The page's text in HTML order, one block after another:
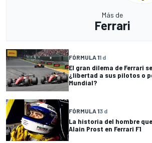
Más de
Ferrari
FÓRMULA 11 d
El gran dilema de Ferrari
¿libertad a sus pilotos o
Mundial?
FÓRMULA 13 d
La historia del hombre
Alain Prost en Ferrari F1